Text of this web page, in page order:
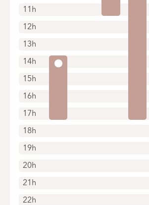
11h
12h
13h
14h
15h
16h
17h
18h
19h
20h
21h
22h